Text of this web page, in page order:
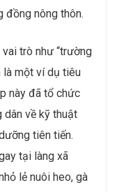
đồng nông thôn.
trò như “trường
là một ví dụ tiêu
này đã tổ chức
dân về kỹ thuật
tiên tiến.
tại làng xã
lẻ nuôi heo, gà